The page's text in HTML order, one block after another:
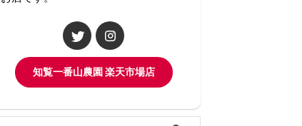
知覧一番山農園 楽天市場店